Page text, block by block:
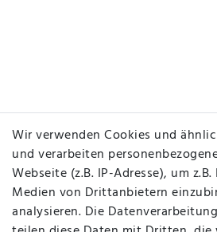
Wir verwenden Cookies und
und verarbeiten
Webseite (z.B. IP-Adresse), um
Medien von Drittanbietern
analysieren. Die